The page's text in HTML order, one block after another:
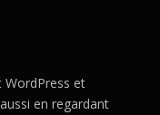
WordPress et
en regardant